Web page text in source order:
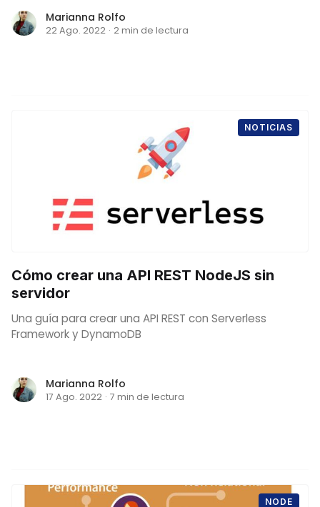
Marianna Rolfo
22 Ago. 2022 · 2 min de lectura
NOTICIAS
Cómo crear una API REST NodeJS sin
servidor
Una guía para crear una API REST con Serverless
Framework y DynamoDB
Marianna Rolfo
17 Ago. 2022 · 7 min de lectura
NODE